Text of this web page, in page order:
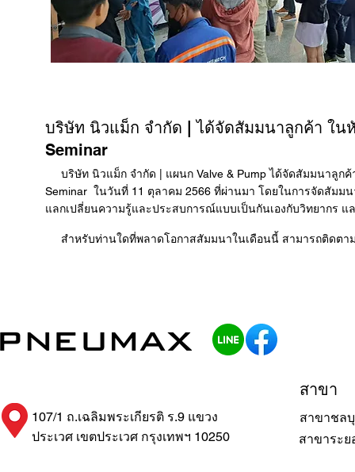
บริษัท นิวแม็ก จำกัด | ได้จัดสัมมนาลูกค้า ใน
Seminar
บริษัท นิวแม็ก จำกัด | แผนก Valve & Pump ได้จัดสัมมนาลูกค้
Seminar ในวันที่ 11 ตุลาคม 2566 ที่ผ่านมา โดยในการจัดสัมม
แลกเปลี่ยนความรู้และประสบการณ์แบบเป็นกันเองกับวิทยากร แ
สำหรับท่านใดที่พลาดโอกาสสัมมนาในเดือนนี้ สามารถติดตา
สาขาระย
107/1 ถ.เฉลิมพระเกียรติ ร.9 แขวง
ประเวศ เขตประเวศ กรุงเทพฯ 10250
สาขา
สาขาชล